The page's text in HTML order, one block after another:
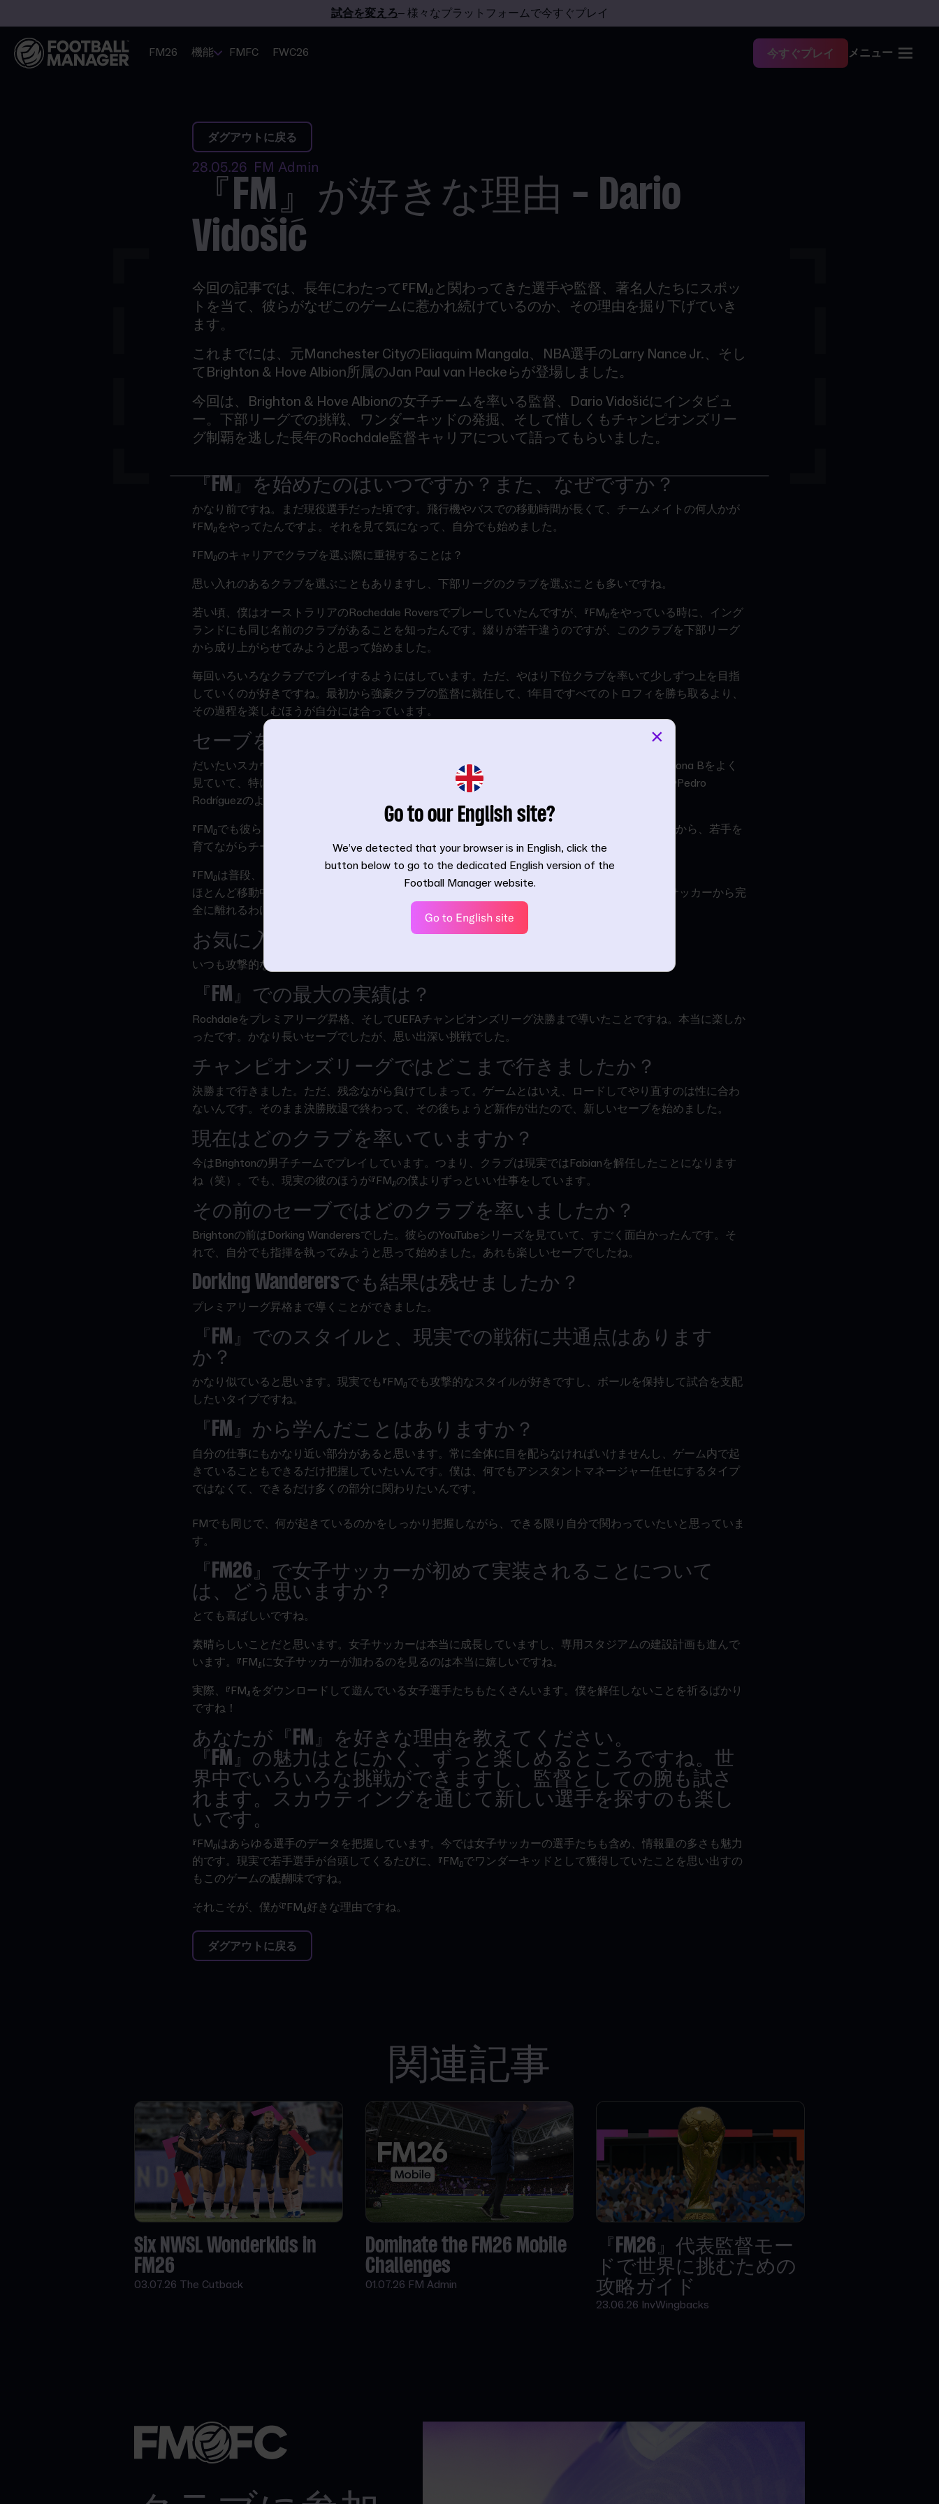
試合を変えろ– 様々なプラットフォームで今すぐプレイ
FM26 機能 FMFC FWC26 今すぐプレイ メニュー
ダグアウトに戻る
28.05.26 FM Admin
『FM』が好きな理由 - Dario
Vidošić
今回の記事では、長年にわたって『FM』と関わってきた選手や監督、著名人たちにスポッ
トを当て、彼らがなぜこのゲームに惹かれ続けているのか、その理由を掘り下げていき
ます。
これまでには、元Manchester CityのEliaquim Mangala、NBA選手のLarry Nance Jr.、そし
てBrighton & Hove Albion所属のJan Paul van Heckeらが登場しました。
今回は、 Brighton & Hove Albionの女子チームを率いる監督、Dario Vidošićにインタビュ
ー。下部リーグでの挑戦、ワンダーキッドの発掘、そして惜しくもチャンピオンズリー
グ制覇を逃した長年のRochdale監督キャリアについて語ってもらいました。
『FM』を始めたのはいつですか？また、なぜですか？
かなり前ですね。まだ現役選手だった頃です。飛行機やバスでの移動時間が長くて、チームメイトの何人かが
『FM』をやってたんですよ。それを見て気になって、自分でも始めました。
『FM』のキャリアでクラブを選ぶ際に重視することは？
思い入れのあるクラブを選ぶこともありますし、下部リーグのクラブを選ぶことも多いですね。
若い頃、僕はオーストラリアのRochedale Roversでプレーしていたんですが、『FM』をやっている時に、イング
ランドにも同じ名前のクラブがあることを知ったんです。綴りが若干違うのですが、このクラブを下部リーグ
から成り上がらせてみようと思って始めました。
毎回いろいろなクラブでプレイするようにはしています。ただ、やはり下位クラブを率いて少しずつ上を目指
していくのが好きですね。最初から強豪クラブの監督に就任して、1年目ですべてのトロフィを勝ち取るより、
その過程を楽しむほうが自分には合っています。
セーブを始めたら、まず最初にやることは？
だいたいスカウトですね。特にワンダーキッドの発掘は毎回楽しみにしています。昔はFC Barcelona Bをよく
見ていて、特にPep Guardiolaがいた頃はかなりチェックしていました。なのでSergio BusquetsやPedro
Rodríguezのような選手も若手の頃から把握していました。
『FM』でも彼らを獲得できましたし、現実でもゲーム内でも素晴らしい選手になりましたよね。昔から、若手を
育てながらチームを強くしていくスタイルが好きなんです。
『FM』は普段、どんな時にプレイしていますか？
ほとんど移動中ですね。子どもが3人いるので、家ではなかなかプレイする時間が取れなくて。サッカーから完
全に離れるわけではないですが、ちょうどいい気分転換になっています。
お気に入りの戦術はありますか？
いつも攻撃的な4-2-3-1を使います。ゲーゲンプレスは欠かせません。
『FM』での最大の実績は？
Rochdaleをプレミアリーグ昇格、そしてUEFAチャンピオンズリーグ決勝まで導いたことですね。本当に楽しか
ったです。かなり長いセーブでしたが、思い出深い挑戦でした。
チャンピオンズリーグではどこまで行きましたか？
決勝まで行きました。ただ、残念ながら負けてしまって。ゲームとはいえ、ロードしてやり直すのは性に合わ
ないんです。そのまま決勝敗退で終わって、その後ちょうど新作が出たので、新しいセーブを始めました。
現在はどのクラブを率いていますか？
今はBrightonの男子チームでプレイしています。つまり、クラブは現実ではFabianを解任したことになります
ね（笑）。でも、現実の彼のほうが『FM』の僕よりずっといい仕事をしています。
その前のセーブではどのクラブを率いましたか？
Brightonの前はDorking Wanderersでした。彼らのYouTubeシリーズを見ていて、すごく面白かったんです。そ
れで、自分でも指揮を執ってみようと思って始めました。あれも楽しいセーブでしたね。
Dorking Wanderersでも結果は残せましたか？
プレミアリーグ昇格まで導くことができました。
『FM』でのスタイルと、現実での戦術に共通点はあります
か？
かなり似ていると思います。現実でも『FM』でも攻撃的なスタイルが好きですし、ボールを保持して試合を支配
したいタイプですね。
『FM』から学んだことはありますか？
自分の仕事にもかなり近い部分があると思います。常に全体に目を配らなければいけませんし、ゲーム内で起
きていることもできるだけ把握していたいんです。僕は、何でもアシスタントマネージャー任せにするタイプ
ではなくて、できるだけ多くの部分に関わりたいんです。
FMでも同じで、何が起きているのかをしっかり把握しながら、できる限り自分で関わっていたいと思っていま
す。
『FM26』で女子サッカーが初めて実装されることについて
は、どう思いますか？
とても喜ばしいですね。
素晴らしいことだと思います。女子サッカーは本当に成長していますし、専用スタジアムの建設計画も進んで
います。『FM』に女子サッカーが加わるのを見るのは本当に嬉しいですね。
実際、『FM』をダウンロードして遊んでいる女子選手たちもたくさんいます。僕を解任しないことを祈るばかり
ですね！
あなたが『FM』を好きな理由を教えてください。
『FM』の魅力はとにかく、ずっと楽しめるところですね。世
界中でいろいろな挑戦ができますし、監督としての腕も試さ
れます。スカウティングを通じて新しい選手を探すのも楽し
いです。
『FM』はあらゆる選手のデータを把握しています。今では女子サッカーの選手たちも含め、情報量の多さも魅力
的です。現実で若手選手が台頭してくるたびに、『FM』でワンダーキッドとして獲得していたことを思い出すの
もこのゲームの醍醐味ですね。
それこそが、僕が『FM』好きな理由ですね。
ダグアウトに戻る
関連記事
Six NWSL Wonderkids in
FM26
03.07.26 The Cutback
Dominate the FM26 Mobile
Challenges
01.07.26 FM Admin
『FM26』代表監督モー
ドで世界に挑むための
攻略ガイド
23.06.26 InvWingbacks
Go to our English site?
We’ve detected that your browser is in English, click the
button below to go to the dedicated English version of the
Football Manager website.
Go to English site
×